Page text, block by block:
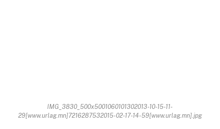
IMG_3830_500x5001060101302013-10-15-11-
29[www.urlag.mn]7216287532015-02-17-14-59[www.urlag.mn].jpg